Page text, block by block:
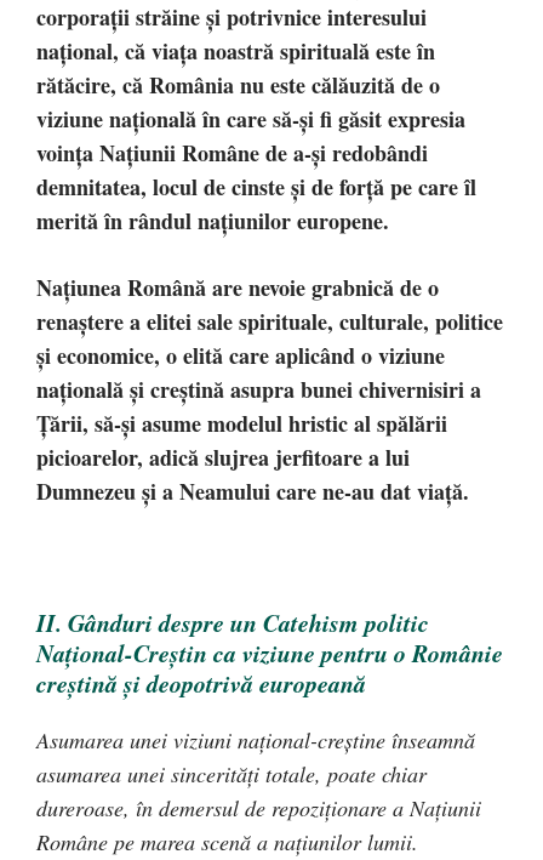
corporaţii străine şi potrivnice interesului
naţional, că viaţa noastră spirituală este în
rătăcire, că România nu este călăuzită de o
viziune naţională în care să-şi fi găsit expresia
voinţa Naţiunii Române de a-şi redobândi
demnitatea, locul de cinste şi de forţă pe care îl
merită în rândul naţiunilor europene.
Naţiunea Română are nevoie grabnică de o
renaştere a elitei sale spirituale, culturale, politice
şi economice, o elită care aplicând o viziune
naţională şi creştină asupra bunei chivernisiri a
Ţării, să-şi asume modelul hristic al spălării
picioarelor, adică slujrea jerfitoare a lui
Dumnezeu şi a Neamului care ne-au dat viaţă.
II. Gânduri despre un Catehism politic
Naţional-Creştin ca viziune pentru o Românie
creştină şi deopotrivă europeană
Asumarea unei viziuni naţional-creştine înseamnă
asumarea unei sincerităţi totale, poate chiar
dureroase, în demersul de repoziţionare a Naţiunii
Române pe marea scenă a naţiunilor lumii.